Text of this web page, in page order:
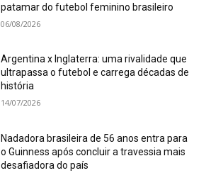
patamar do futebol feminino brasileiro
06/08/2026
Argentina x Inglaterra: uma rivalidade que
ultrapassa o futebol e carrega décadas de
história
14/07/2026
Nadadora brasileira de 56 anos entra para
o Guinness após concluir a travessia mais
desafiadora do país